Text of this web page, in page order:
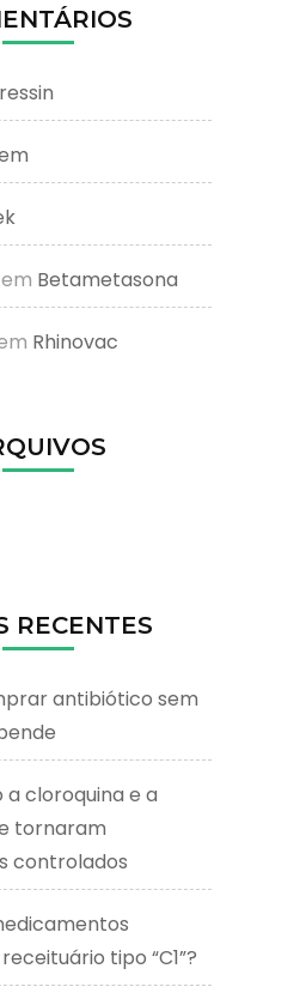
em Betametasona
Rhinovac
RECENTES
antibiótico sem
cloroquina e a
tornaram
controlados
tipo “C1”?